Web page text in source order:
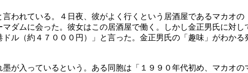
われている。４日夜、彼がよく行くという居酒屋であるマカオ
ダムに会った。彼女はこの居酒屋で働く。しかし金正男氏に対
ル（約４７０００円）」と言った。金正男氏の「趣味」がわか
が入っているという。ある同胞は「１９９０年代初め、マカオ